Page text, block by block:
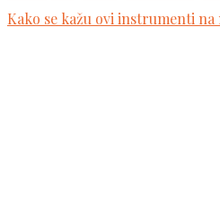
Kako se kažu ovi instrumenti na